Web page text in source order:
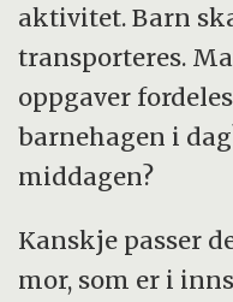
aktivitet. Barn
transporteres.
oppgaver
barnehagen i
middagen?
Kanskje passer
mor, som er i